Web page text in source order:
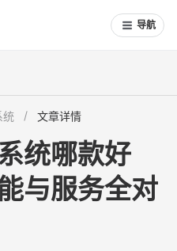
导航
？
系统？
统 文章详情
统哪款好
与服务全对